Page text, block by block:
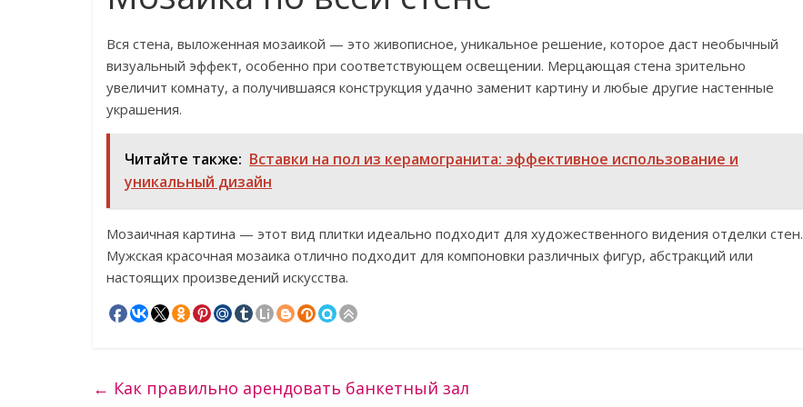
Вся стена, выложенная мозаикой — это живописное, уникальное решение, которое даст необычный
визуальный эффект, особенно при соответствующем освещении. Мерцающая стена зрительно
увеличит комнату, а получившаяся конструкция удачно заменит картину и любые другие настенные
украшения.
Читайте также: Вставки на пол из керамогранита: эффективное использование и
уникальный дизайн
Мозаичная картина — этот вид плитки идеально подходит для художественного видения отделки стен.
Мужская красочная мозаика отлично подходит для компоновки различных фигур, абстракций или
настоящих произведений искусства.
← Как правильно арендовать банкетный зал